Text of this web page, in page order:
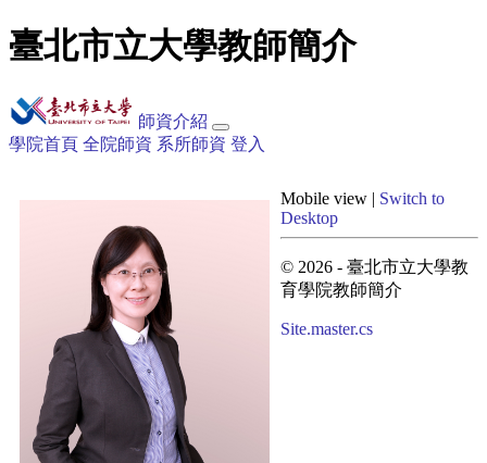
臺北市立大學教師簡介
師資介紹
學院首頁 全院師資 系所師資 登入
Mobile view | Switch to
Desktop
© 2026 - 臺北市立大學教
育學院教師簡介
Site.master.cs